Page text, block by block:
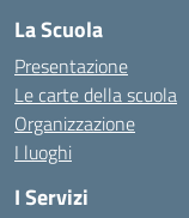
La Scuola
Presentazione
Le carte della scuola
Organizzazione
I luoghi
I Servizi